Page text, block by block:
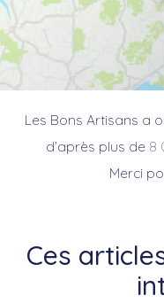
Les Bons Artisans a
d’après plus de 8
Merci
Ces